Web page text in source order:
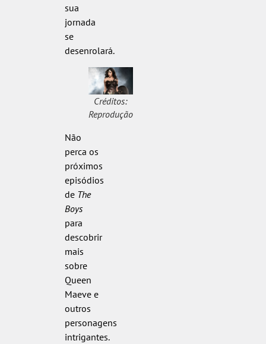
sua
jornada
se
desenrolará.
Créditos:
Reprodução
Não
perca os
próximos
episódios
de The
Boys
para
descobrir
mais
sobre
Queen
Maeve e
outros
personagens
intrigantes.